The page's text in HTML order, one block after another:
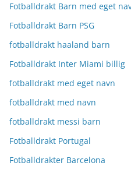
Fotballdrakt Barn med eget
Fotballdrakt Barn PSG
fotballdrakt haaland barn
Fotballdrakt Inter Miami billig
fotballdrakt med eget navn
fotballdrakt med navn
fotballdrakt messi barn
Fotballdrakt Portugal
Fotballdrakter Barcelona